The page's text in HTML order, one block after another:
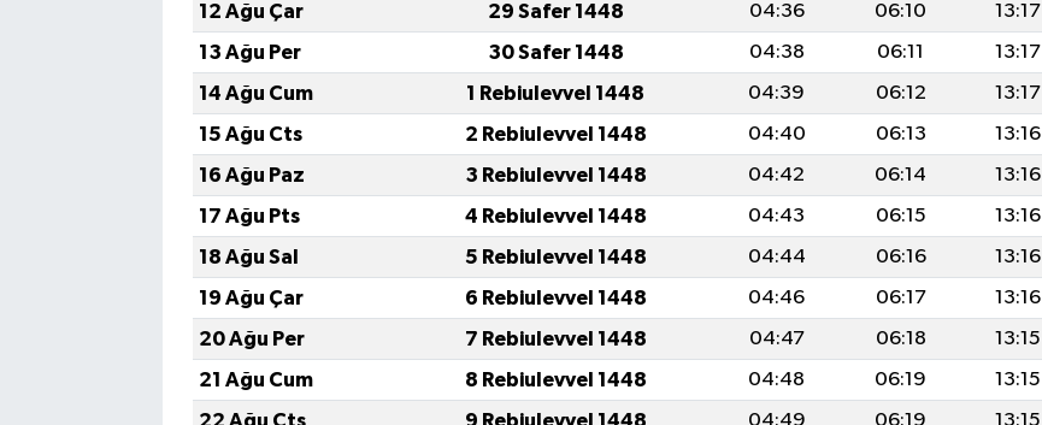
12 Ağu Çar
29 Safer 1448 04:36 06:10 13:17
13 Ağu Per
30 Safer 1448 04:38 06:11 13:17
14 Ağu Cum
1 Rebiulevvel 1448 04:39 06:12 13:17
15 Ağu Cts
2 Rebiulevvel 1448 04:40 06:13 13:16
16 Ağu Paz
3 Rebiulevvel 1448 04:42 06:14 13:16
17 Ağu Pts
4 Rebiulevvel 1448 04:43 06:15 13:16
18 Ağu Sal
5 Rebiulevvel 1448 04:44 06:16 13:16
19 Ağu Çar
6 Rebiulevvel 1448 04:46 06:17 13:16
20 Ağu Per
7 Rebiulevvel 1448 04:47 06:18 13:15
21 Ağu Cum
8 Rebiulevvel 1448 04:48 06:19 13:15